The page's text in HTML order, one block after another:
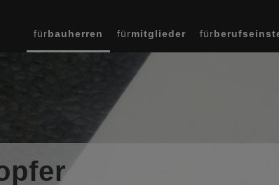
fürbauherren fürmitglieder für